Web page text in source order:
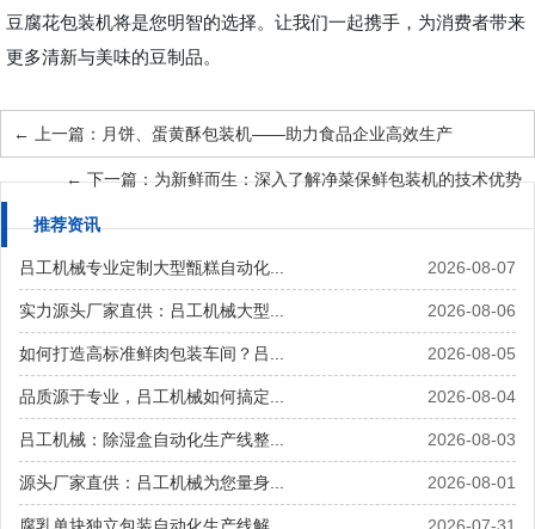
豆腐花包装机将是您明智的选择。让我们一起携手，为消费者带来
更多清新与美味的豆制品。
← 上一篇：月饼、蛋黄酥包装机——助力食品企业高效生产
←下一篇：为新鲜而生：深入了解净菜保鲜包装机的技术优势
推荐资讯
2026-08-07
吕工机械专业定制大型甑糕自动化...
2026-08-06
实力源头厂家直供：吕工机械大型...
2026-08-05
如何打造高标准鲜肉包装车间？吕...
2026-08-04
品质源于专业，吕工机械如何搞定...
2026-08-03
吕工机械：除湿盒自动化生产线整...
2026-08-01
源头厂家直供：吕工机械为您量身...